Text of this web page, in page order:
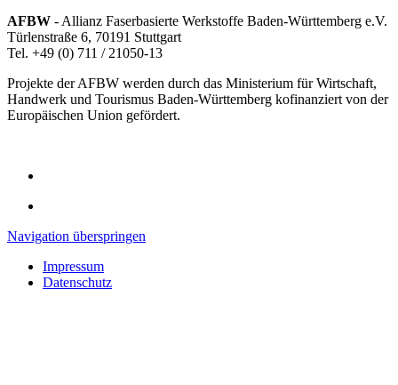
AFBW - Allianz Faserbasierte Werkstoffe Baden-Württemberg e.V.
Türlenstraße 6, 70191 Stuttgart
Tel. +49 (0) 711 / 21050-13
Projekte der AFBW werden durch das Ministerium für Wirtschaft,
Handwerk und Tourismus Baden-Württemberg kofinanziert von der
Europäischen Union gefördert.
Navigation überspringen
Impressum
Datenschutz